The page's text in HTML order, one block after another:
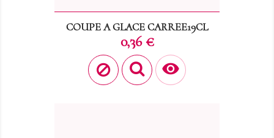
COUPE A GLACE CARREE19CL
Prix
0,36 €
